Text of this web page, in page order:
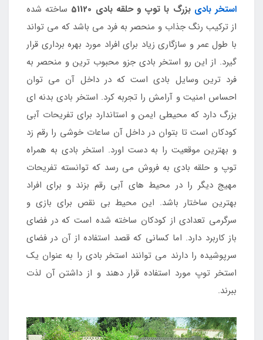
استخر بادی بزرگ با توپ و حلقه بادی 51120
ساخته شده
از ترکیب رنگ جذاب و منحصر به فرد می باشد که می تواند
با طول عمر و سازگاری زیاد برای افراد مورد بهره برداری قرار
گیرد. از این رو استخر بادی جزو محبوب ترین و منحصر به
فرد ترین وسایل بادی است که در داخل آن می توان
احساس امنیت و آرامش را تجربه کرد. استخر بادی بدنه ای
بزرگ دارد که محیطی ایمن و استاندارد برای تفریحات آبی
کودکان است تا بتوان در داخل آن ساعات خوشی را رقم زد
و بهترین موقعیت را به دست اورد. استخر بادی به همراه
توپ و حلقه بادی به فروش می رسد که توانسته تفریحات
مهیج دیگر را در محیط های آبی رقم بزند و برای افراد
بهترین ساختار باشد. این محیط بی نقص برای بازی و
سرگرمی تعدادی از کودکان ساخته شده است که در فضای
باز کاربرد دارد. اما کسانی که قصد استفاده از آن در فضای
سرپوشیده را دارند می توانند استخر بادی را به عنوان یک
استخر توپ مورد استفاده قرار دهند و از داشتن آن لذت
ببرند.